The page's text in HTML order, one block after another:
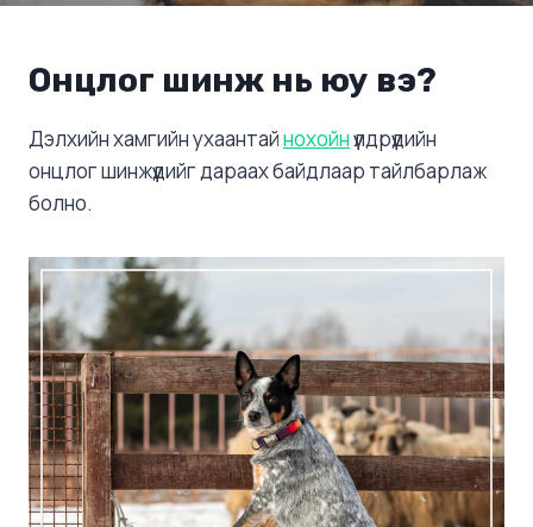
Онцлог шинж нь юу вэ?
Дэлхийн хамгийн ухаантайнохойнүүлдрүүдийн
онцлог шинжүүдийг дараах байдлаар тайлбарлаж
болно.